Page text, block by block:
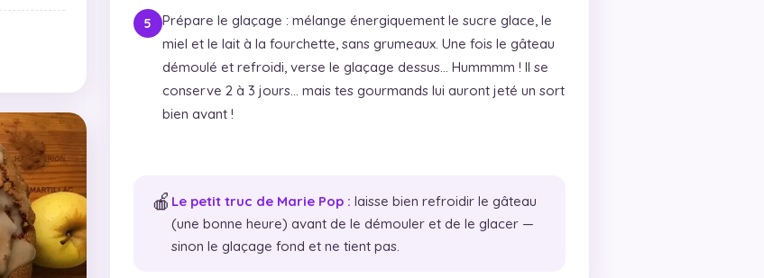
Prépare le glaçage : mélange énergiquement le sucre glace, le
miel et le lait à la fourchette, sans grumeaux. Une fois le gâteau
démoulé et refroidi, verse le glaçage dessus… Hummmm ! Il se
conserve 2 à 3 jours… mais tes gourmands lui auront jeté un sort
bien avant !
🍎 Le petit truc de Marie Pop : laisse bien refroidir le gâteau
(une bonne heure) avant de le démouler et de le glacer —
sinon le glaçage fond et ne tient pas.